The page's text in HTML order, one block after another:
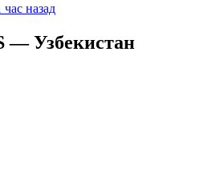
час назад
— Узбекистан